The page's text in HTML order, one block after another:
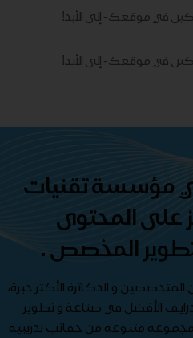
في موقعك - ​​إلى الأبد!
في موقعك - ​​إلى الأبد!
مؤسسة تقنيات
على المحتوى
المخصص .
و الدكاترة الأكثر خبرة،
الأفضل في صناعة و تطوير
مجموعة متنوعة من حقائب تدريبية